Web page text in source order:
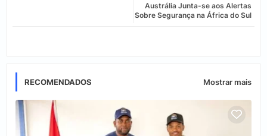
ats
Austrália Junta-se aos Alertas
Sobre Segurança na África do Sul
RECOMENDADOS Mostrar mais